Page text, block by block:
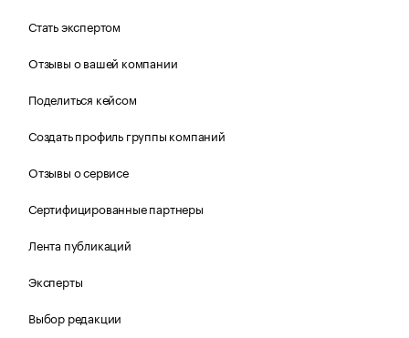
Стать экспертом
Отзывы о вашей компании
Поделиться кейсом
Создать профиль группы компаний
Отзывы о сервисе
Сертифицированные партнеры
Лента публикаций
Эксперты
Выбор редакции